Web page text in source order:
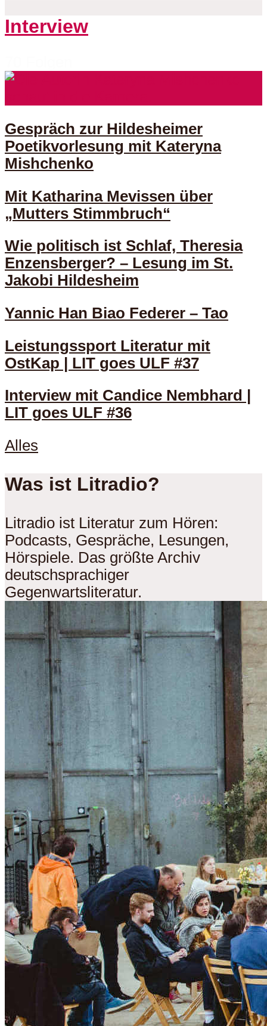
Interview
Gespräch zur Hildesheimer
Poetikvorlesung mit Kateryna
Mishchenko
Mit Katharina Mevissen über
„Mutters Stimmbruch“
Wie politisch ist Schlaf, Theresia
Enzensberger? – Lesung im St.
Jakobi Hildesheim
Yannic Han Biao Federer – Tao
Leistungssport Literatur mit
OstKap | LIT goes ULF #37
Interview mit Candice Nembhard |
LIT goes ULF #36
Alles
Was ist Litradio?
Litradio ist Literatur zum Hören:
Podcasts, Gespräche, Lesungen,
Hörspiele. Das größte Archiv
deutschsprachiger
Gegenwartsliteratur.